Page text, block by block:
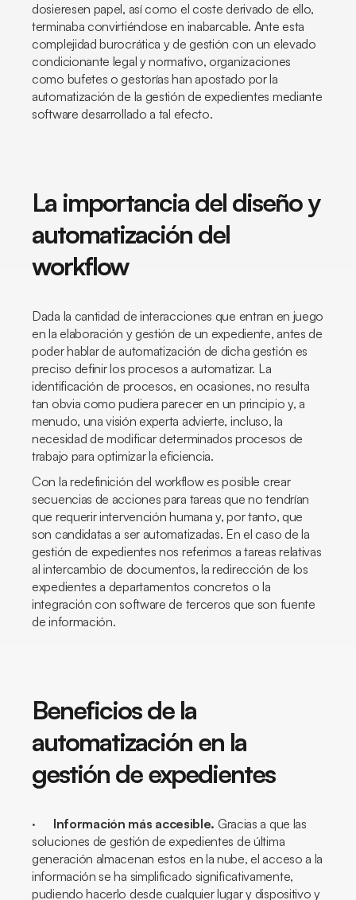
dosieresen papel, así como el coste derivado de ello,
terminaba convirtiéndose en inabarcable. Ante esta
complejidad burocrática y de gestión con un elevado
condicionante legal y normativo, organizaciones
como bufetes o gestorías han apostado por la
automatización de la gestión de expedientes mediante
software desarrollado a tal efecto.
La importancia del diseño y
automatización del
workflow
Dada la cantidad de interacciones que entran en juego
en la elaboración y gestión de un expediente, antes de
poder hablar de automatización de dicha gestión es
preciso definir los procesos a automatizar. La
identificación de procesos, en ocasiones, no resulta
tan obvia como pudiera parecer en un principio y, a
menudo, una visión experta advierte, incluso, la
necesidad de modificar determinados procesos de
trabajo para optimizar la eficiencia.
Con la redefinición del workflow es posible crear
secuencias de acciones para tareas que no tendrían
que requerir intervención humana y, por tanto, que
son candidatas a ser automatizadas. En el caso de la
gestión de expedientes nos referimos a tareas relativas
al intercambio de documentos, la redirección de los
expedientes a departamentos concretos o la
integración con software de terceros que son fuente
de información.
Beneficios de la
automatización en la
gestión de expedientes
· Información más accesible. Gracias a que las
soluciones de gestión de expedientes de última
generación almacenan estos en la nube, el acceso a la
información se ha simplificado significativamente,
pudiendo hacerlo desde cualquier lugar y dispositivo y